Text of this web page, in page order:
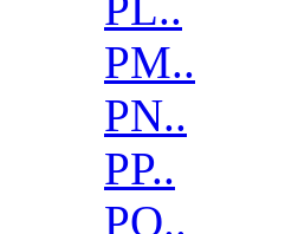
PM..
PN..
PP..
PQ..